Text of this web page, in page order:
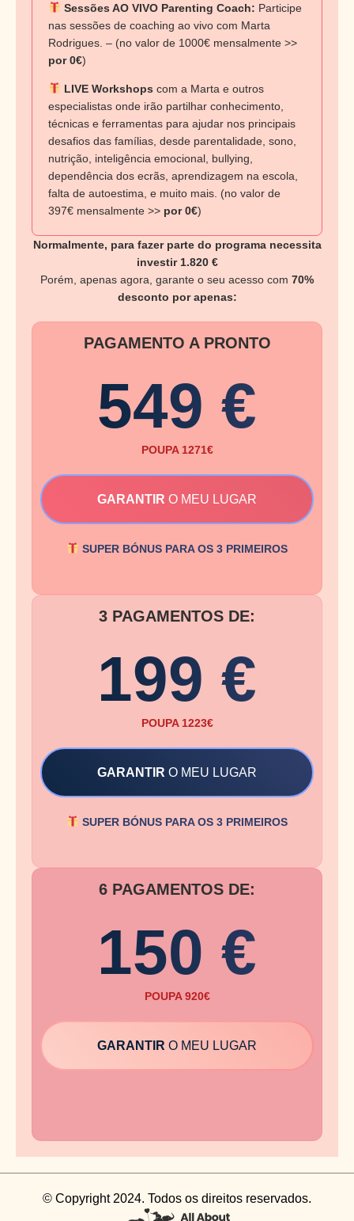
Sessões AO VIVO Parenting Coach: Participe
nas sessões de coaching ao vivo com Marta
Rodrigues. – (no valor de 1000€ mensalmente >>
por 0€)
LIVE Workshops com a Marta e outros
especialistas onde irão partilhar conhecimento,
técnicas e ferramentas para ajudar nos principais
desafios das famílias, desde parentalidade, sono,
nutrição, inteligência emocional, bullying,
dependência dos ecrãs, aprendizagem na escola,
falta de autoestima, e muito mais. (no valor de
397€ mensalmente >> por 0€)
Normalmente, para fazer parte do programa necessita
investir 1.820 €
Porém, apenas agora, garante o seu acesso com 70%
desconto por apenas:
PAGAMENTO A PRONTO
549 €
POUPA 1271€
GARANTIR O MEU LUGAR
SUPER BÓNUS PARA OS 3 PRIMEIROS
3 PAGAMENTOS DE:
199 €
POUPA 1223€
GARANTIR O MEU LUGAR
SUPER BÓNUS PARA OS 3 PRIMEIROS
6 PAGAMENTOS DE:
150 €
POUPA 920€
GARANTIR O MEU LUGAR
© Copyright 2024. Todos os direitos reservados.